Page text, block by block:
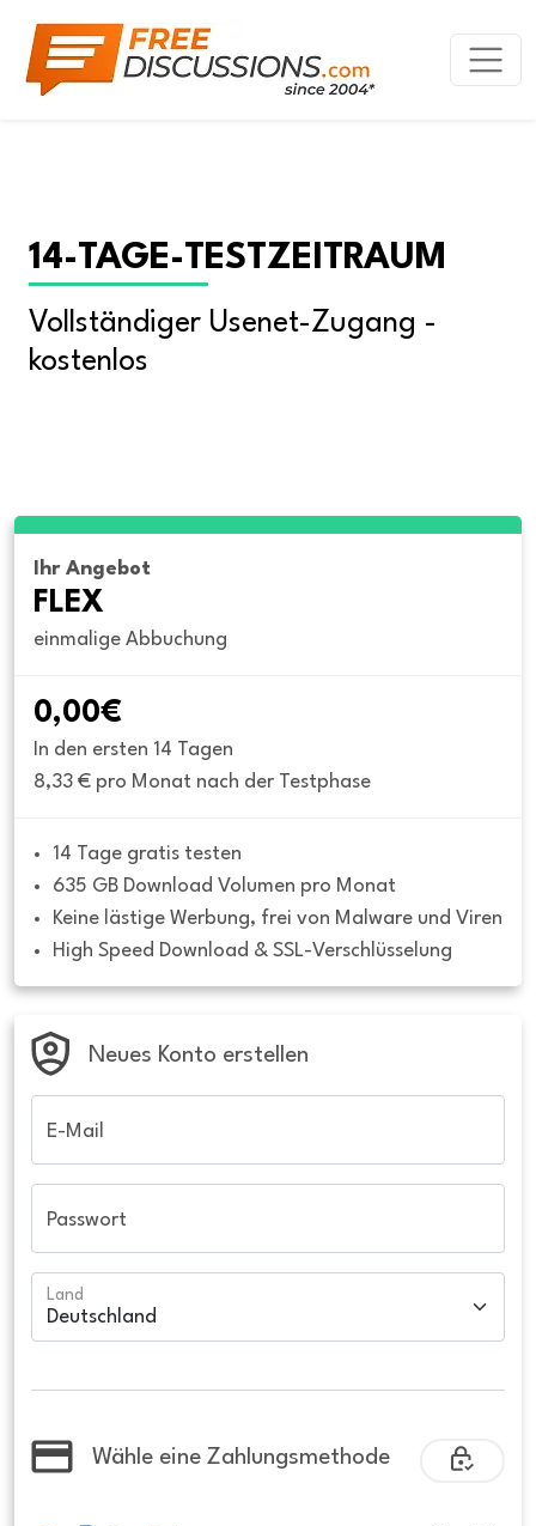
14-TAGE-TESTZEITRAUM
Vollständiger Usenet-Zugang -
kostenlos
Ihr Angebot
FLEX
einmalige Abbuchung
0,00€
In den ersten 14 Tagen
8,33 € pro Monat nach der Testphase
14 Tage gratis testen
635 GB Download Volumen pro Monat
Keine lästige Werbung, frei von Malware und Viren
High Speed Download & SSL-Verschlüsselung
Neues Konto erstellen
E-Mail
Passwort
Land
Wähle eine Zahlungsmethode